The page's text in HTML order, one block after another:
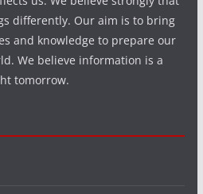
differently. Our aim is to bring
and knowledge to prepare our
We believe information is a
tomorrow.